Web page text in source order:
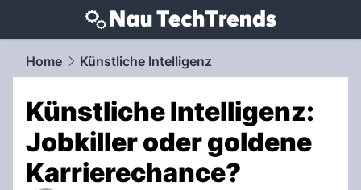
techtrends.NAU.ch
Home Künstliche Intelligenz
Künstliche Intelligenz:
Jobkiller oder goldene
Karrierechance?